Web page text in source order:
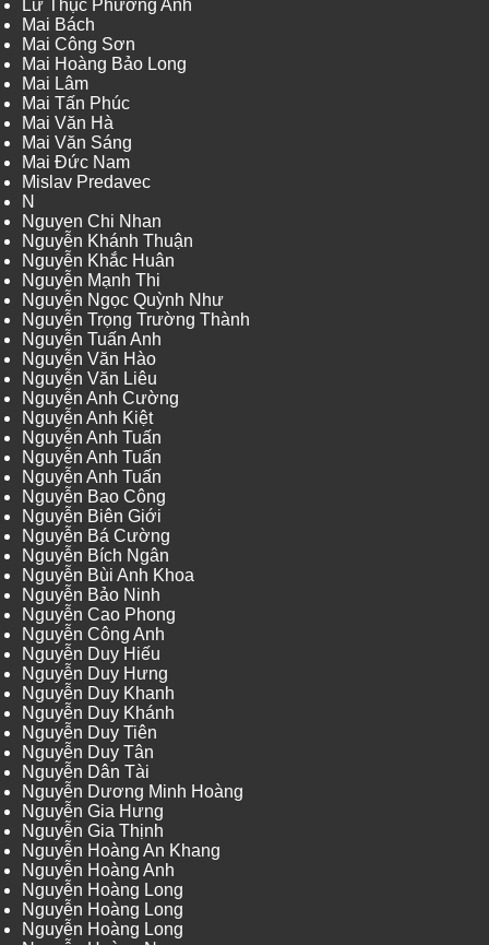
Lữ Thục Phương Anh
Mai Bách
Mai Công Sơn
Mai Hoàng Bảo Long
Mai Lâm
Mai Tấn Phúc
Mai Văn Hà
Mai Văn Sáng
Mai Đức Nam
Mislav Predavec
N
Nguyen Chi Nhan
Nguyễn Khánh Thuận
Nguyễn Khắc Huân
Nguyễn Mạnh Thi
Nguyễn Ngọc Quỳnh Như
Nguyễn Trọng Trường Thành
Nguyễn Tuấn Anh
Nguyễn Văn Hào
Nguyễn Văn Liêu
Nguyễn Anh Cường
Nguyễn Anh Kiệt
Nguyễn Anh Tuấn
Nguyễn Anh Tuấn
Nguyễn Anh Tuấn
Nguyễn Bao Công
Nguyễn Biên Giới
Nguyễn Bá Cường
Nguyễn Bích Ngân
Nguyễn Bùi Anh Khoa
Nguyễn Bảo Ninh
Nguyễn Cao Phong
Nguyễn Công Anh
Nguyễn Duy Hiếu
Nguyễn Duy Hưng
Nguyễn Duy Khanh
Nguyễn Duy Khánh
Nguyễn Duy Tiên
Nguyễn Duy Tân
Nguyễn Dân Tài
Nguyễn Dương Minh Hoàng
Nguyễn Gia Hưng
Nguyễn Gia Thịnh
Nguyễn Hoàng An Khang
Nguyễn Hoàng Anh
Nguyễn Hoàng Long
Nguyễn Hoàng Long
Nguyễn Hoàng Long